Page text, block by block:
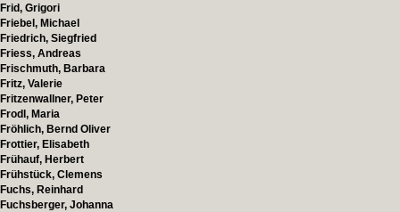
Frid, Grigori
Friebel, Michael
Friedrich, Siegfried
Friess, Andreas
Frischmuth, Barbara
Fritz, Valerie
Fritzenwallner, Peter
Frodl, Maria
Fröhlich, Bernd Oliver
Frottier, Elisabeth
Frühauf, Herbert
Frühstück, Clemens
Fuchs, Reinhard
Fuchsberger, Johanna